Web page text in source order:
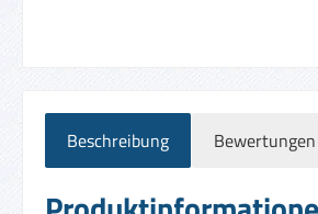
Beschreibung Bewertungen